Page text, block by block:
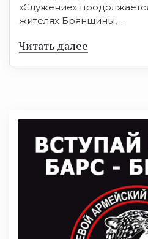
«Служение»
жителях Брянщины, ...
Читать далее